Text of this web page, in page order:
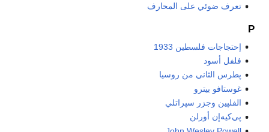
تعرف ضوئي على المحارف
P
إحتجاجات فلسطين 1933
فلفل أسود
پطرس الثاني من روسيا
غوستافو بيترو
الفلپين وجزر سپراتلي
پي‌كيه‌إن أورلن